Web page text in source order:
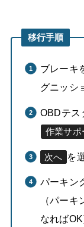
移行手順
ブレーキ
グニッシ
OBDテス
作業サポ
次へ を
パーキン
（パー
なれば